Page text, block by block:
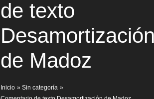
de texto
de Madoz
Inicio
Sin categoría